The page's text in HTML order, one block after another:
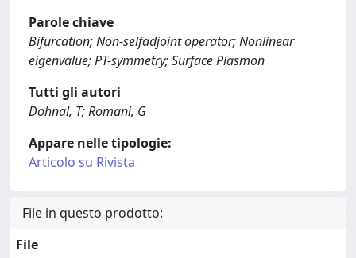
Parole chiave
Bifurcation; Non-selfadjoint operator; Nonlinear
eigenvalue; PT-symmetry; Surface Plasmon
Tutti gli autori
Dohnal, T; Romani, G
Appare nelle tipologie:
Articolo su Rivista
File in questo prodotto:
File